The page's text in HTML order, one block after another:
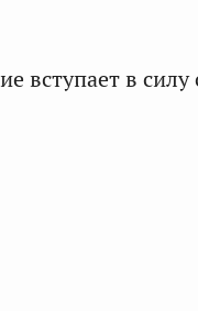
вступает в